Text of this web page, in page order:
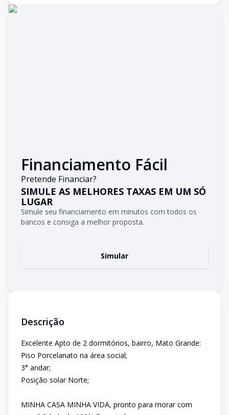
Financiamento Fácil
Pretende Financiar?
SIMULE AS MELHORES TAXAS EM UM SÓ
LUGAR
Simule seu financiamento em minutos com todos os
bancos e consiga a melhor proposta.
Simular
Descrição
Excelente Apto de 2 dormitórios, bairro, Mato Grande:
Piso Porcelanato na área social;
3° andar;
Posição solar Norte;
MINHA CASA MINHA VIDA, pronto para morar com